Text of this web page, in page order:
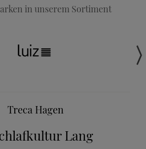
in unserem Sortiment
Treca Hagen
Lang